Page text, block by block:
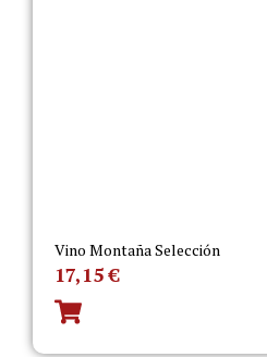
Vino Montaña Selección
17,15€